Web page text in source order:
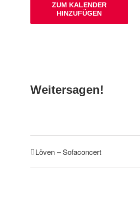
ZUM KALENDER
HINZUFÜGEN
Weitersagen!
Löven – Sofaconcert